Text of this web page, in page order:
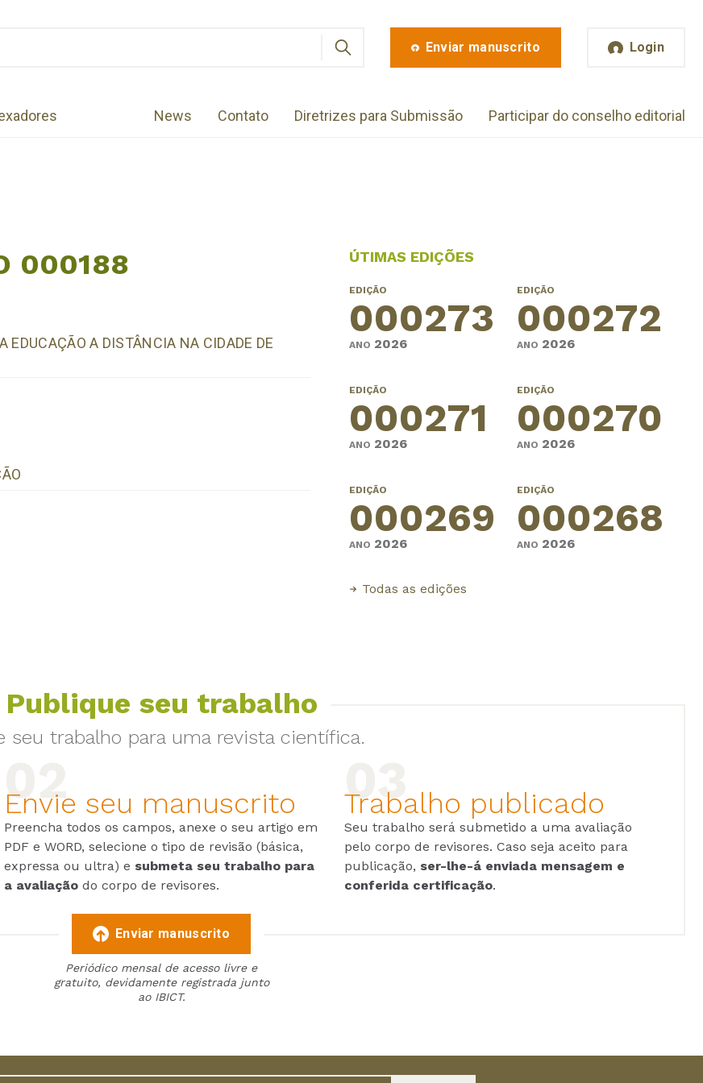
Enviar manuscrito Login
News Contato Diretrizes para Submissão Participar do conselho editorial
000188
EDUCAÇÃO A DISTÂNCIA NA CIDADE DE
ÚTIMAS EDIÇÕES
EDIÇÃO
000273
ANO 2026
EDIÇÃO
000272
ANO 2026
EDIÇÃO
000271
ANO 2026
EDIÇÃO
000270
ANO 2026
EDIÇÃO
000269
ANO 2026
EDIÇÃO
000268
ANO 2026
Todas as edições
Publique seu trabalho
seu trabalho para uma revista científica.
Envie seu manuscrito
Preencha todos os campos, anexe o seu artigo em
PDF e WORD, selecione o tipo de revisão (básica,
expressa ou ultra) e submeta seu trabalho para
a avaliação do corpo de revisores.
Trabalho publicado
Seu trabalho será submetido a uma avaliação
pelo corpo de revisores. Caso seja aceito para
publicação, ser-lhe-á enviada mensagem e
conferida certificação.
Enviar manuscrito
Periódico mensal de acesso livre e
gratuito, devidamente registrada junto
ao IBICT.